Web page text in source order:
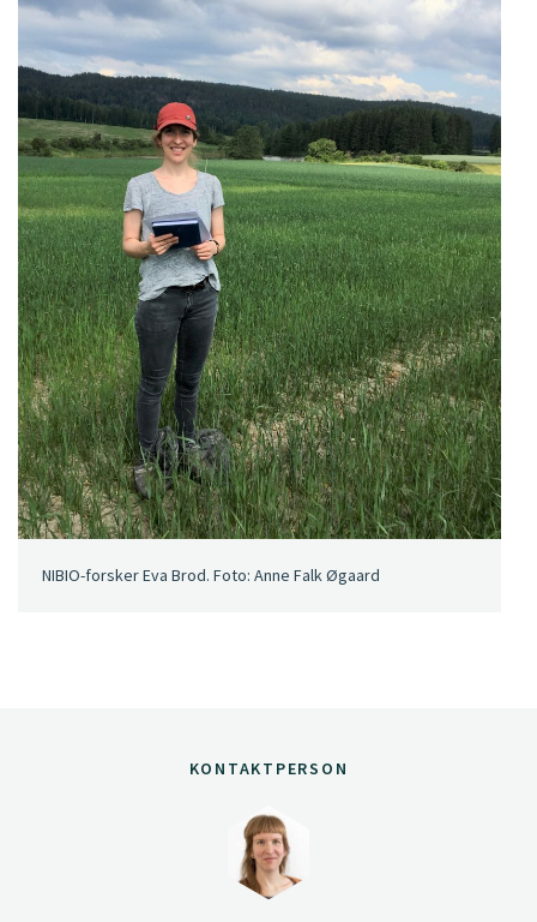
NIBIO-forsker Eva Brod. Foto: Anne Falk Øgaard
KONTAKTPERSON